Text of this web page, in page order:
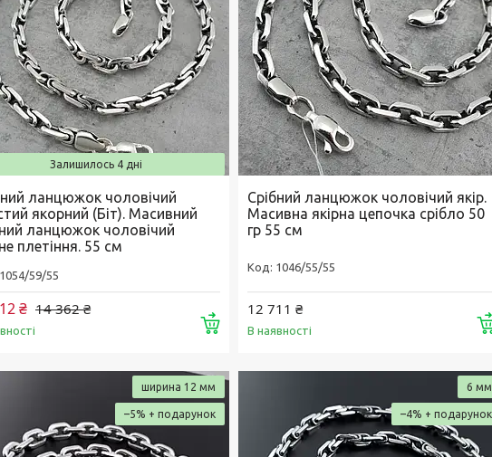
Залишилось 4 дні
ланцюжок чоловічий
якорний (Біт). Масивний
ланцюжок чоловічий
плетіння. 55 см
1054/59/55
14 362 ₴
₴
Купити
Срібний ланцюжок чоловічий якір.
Масивна якірна цепочка срібло 50
гр 55 см
1046/55/55
12 711 ₴
В наявності
ширина 12 мм
–5%
6 мм
–4%